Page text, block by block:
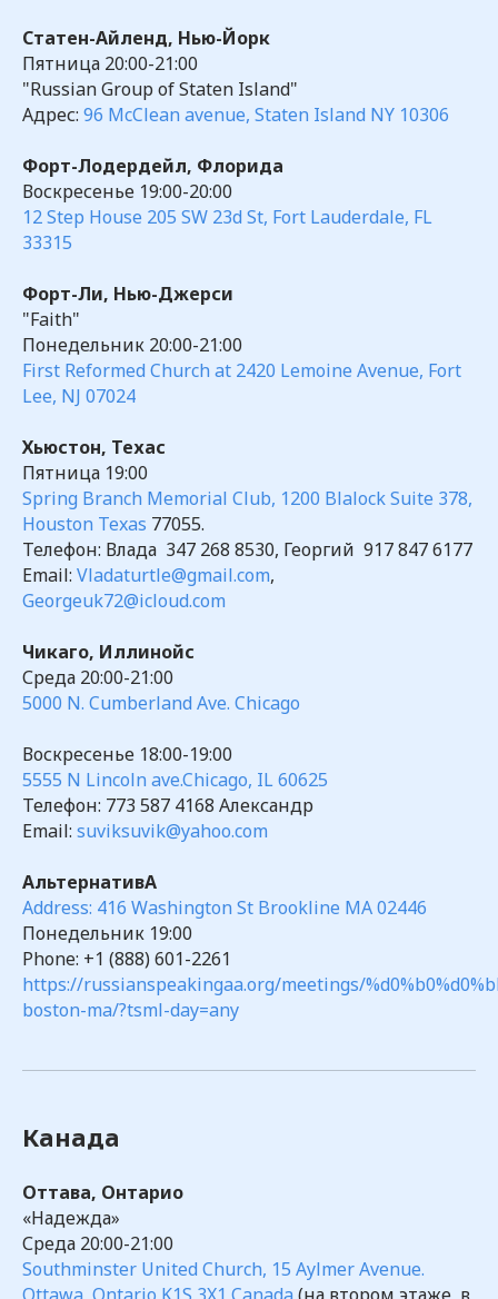
Статен-Айленд, Нью-Йорк
Пятница 20:00-21:00
"Russian Group of Staten Island"
Адрес: 96 McClean avenue, Staten Island NY 10306
Форт-Лодердейл, Флорида
Воскресенье 19:00-20:00
12 Step House 205 SW 23d St, Fort Lauderdale, FL
33315
Форт-Ли, Нью-Джерси
"Faith"
Понедельник 20:00-21:00
First Reformed Church at 2420 Lemoine Avenue, Fort
Lee, NJ 07024
Хьюстон, Техас
Пятница 19:00
Spring Branch Memorial Club, 1200 Blalock Suite 378,
Houston Texas 77055.
Телефон: Влада 347 268 8530, Георгий 917 847 6177
Email: Vladaturtle@gmail.com,
Georgeuk72@icloud.com
Чикаго, Иллинойс
Среда 20:00-21:00
5000 N. Cumberland Ave. Chicago
Воскресенье 18:00-19:00
5555 N Lincoln ave.Chicago, IL 60625
Телефон: 773 587 4168 Александр
Email: suviksuvik@yahoo.com
АльтернативА
Address: 416 Washington St Brookline MA 02446
Понедельник 19:00
Phone: +1 (888) 601-2261
https://russianspeakingaa.org/meetings/
boston-ma/?tsml-day=any
Канада
Оттава, Онтарио
«Надежда»
Среда 20:00-21:00
Southminster United Church, 15 Aylmer Avenue.
Последние новости
Посмотреть все